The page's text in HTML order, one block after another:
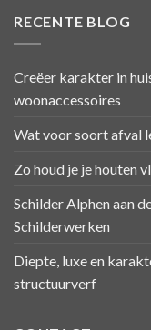
RECENTE BLOG
Creëer karakter in
woonaccessoires
Wat voor soort afval
Zo houd je je houten
Schilder Alphen aan
Schilderwerken
Diepte, luxe en
structuurverf